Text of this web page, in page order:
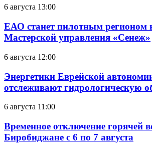
6 августа 13:00
ЕАО станет пилотным регионом
Мастерской управления «Сенеж»
6 августа 12:00
Энергетики Еврейской
отслеживают гидрологическую
6 августа 11:00
Временное отключение горячей
Биробиджане с 6 по 7 августа